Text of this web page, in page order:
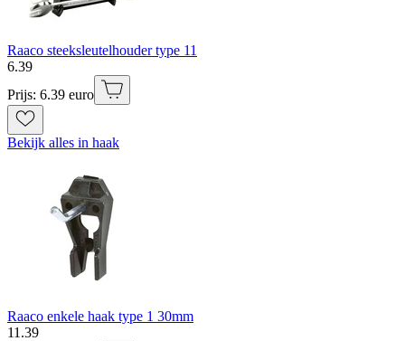
Raaco steeksleutelhouder type 11
6.39
Prijs: 6.39 euro
Bekijk alles in haak
Raaco enkele haak type 1 30mm
11 .39